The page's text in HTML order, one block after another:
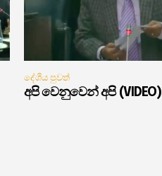
දේශීය පුවත්
අපි වෙනුවෙන් අපි (VIDEO)